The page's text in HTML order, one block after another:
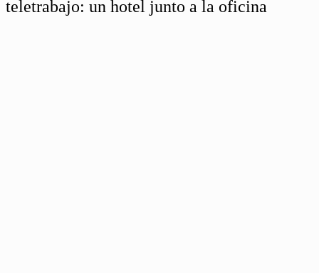
teletrabajo: un hotel junto a la oficina